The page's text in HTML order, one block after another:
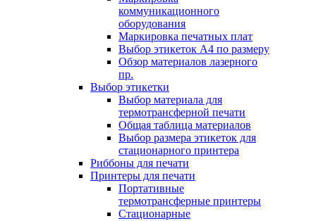
коммуникационного
оборудования
Маркировка печатных плат
Выбор этикеток А4 по размеру
Обзор материалов лазерного
пр.
Выбор этикетки
Выбор материала для
термотрансферной печати
Общая таблица материалов
Выбор размера этикеток для
стационарного принтера
Риббоны для печати
Принтеры для печати
Портативные
термотрансферные принтеры
Стационарные